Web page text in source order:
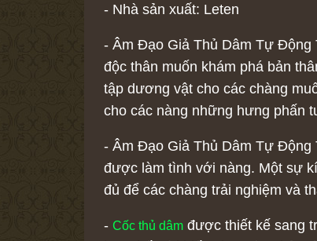
- Nhà sản xuất: Leten
- Âm Đạo Giả Thủ Dâm Tự Động
độc thân muốn khám phá bản
tập dương vật cho các chàng
cho các nàng những hưng phấn
- Âm Đạo Giả Thủ Dâm Tự Động
được làm tình với nàng. Một sự
đủ để các chàng trải nghiệm và
- Cốc thủ dâm được thiết kế sang